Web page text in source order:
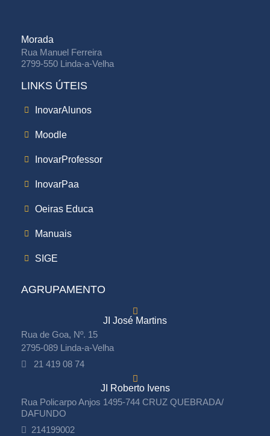
Morada
Rua Manuel Ferreira
2799-550 Linda-a-Velha
LINKS ÚTEIS
InovarAlunos
Moodle
InovarProfessor
InovarPaa
Oeiras Educa
Manuais
SIGE
AGRUPAMENTO
JI José Martins
Rua de Goa, Nº. 15
2795-089 Linda-a-Velha
21 419 08 74
JI Roberto Ivens
Rua Policarpo Anjos 1495-744 CRUZ QUEBRADA/
DAFUNDO
214199002